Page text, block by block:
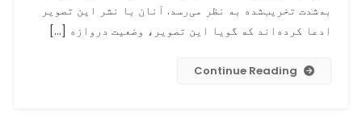
میان
افغانستان
پاکستان،
به‌شدت تخریب‌شده به نظر می‌رسد. آنان با نشر این تصویر
ادعا کرده‌اند که گویا این تصویر، وضعیت دروازه […]
Continue Reading